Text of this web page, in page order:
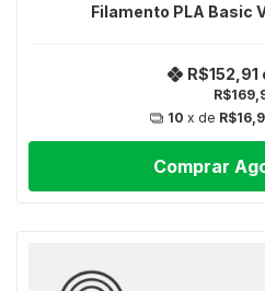
Filamento PLA Basic
R$152,91
10 x de
Comprar